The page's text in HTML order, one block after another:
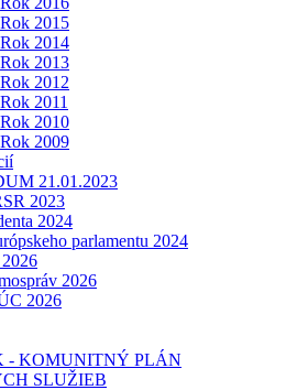
Rok 2015
Rok 2014
Rok 2013
Rok 2012
Rok 2011
Rok 2010
Rok 2009
21.01.2023
2023
2024
parlamentu 2024
2026
2026
- KOMUNITNÝ PLÁN
SLUŽIEB